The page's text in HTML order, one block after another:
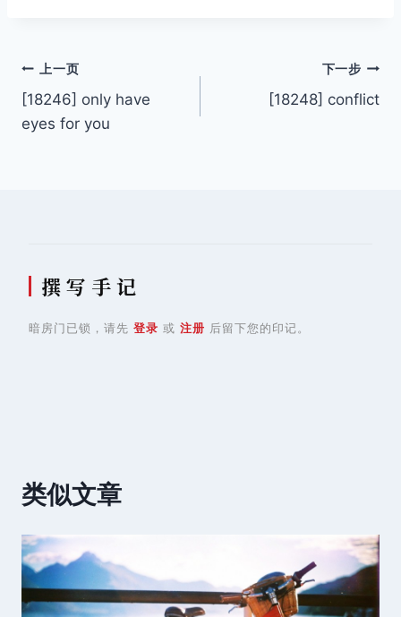
文
章
上一页
[18246] only have
eyes for you
下一步
[18248] conflict
撰 写 手 记
暗房门已锁，请先 登录 或 注册 后留下您的印记。
类似文章